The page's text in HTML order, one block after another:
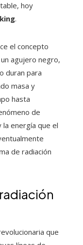
hoy
.
el concepto
agujero negro,
duran para
masa y
hasta
de
la energía que el
de radiación
que